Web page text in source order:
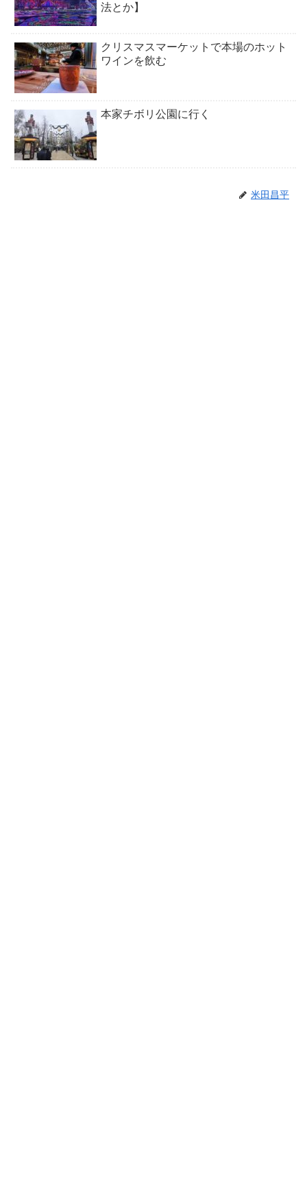
法とか】
クリスマスマーケットで本場のホット
ワインを飲む
本家チボリ公園に行く
米田昌平